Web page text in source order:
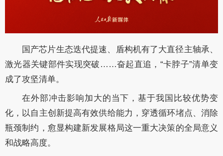
国产芯片生态迭代提速、盾构机有了大直径主轴承、
激光器关键部件实现突破……奋起直追，“卡脖子”清单变
成了攻坚清单。
在外部冲击影响加大的当下，基于我国比较优势变
化，以自主创新提高有效供给能力，穿透循环堵点、消除
瓶颈制约，愈显构建新发展格局这一重大决策的全局意义
和战略高度。